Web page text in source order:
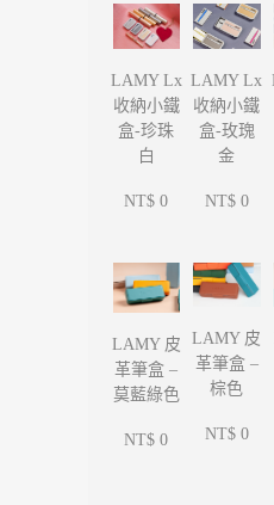
LAMY Lx
收納小鐵
盒-珍珠
白
NT$ 0
LAMY Lx
收納小鐵
盒-玫瑰
金
NT$ 0
LAMY 皮
革筆盒 –
莫藍綠色
NT$ 0
LAMY 皮
革筆盒 –
棕色
NT$ 0